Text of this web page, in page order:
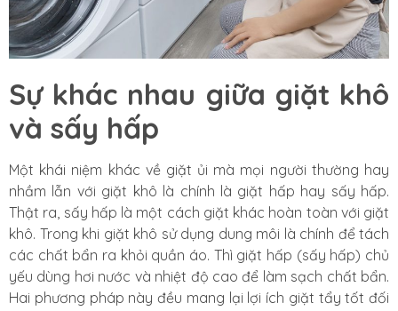
Sự khác nhau giữa giặt khô
và sấy hấp
Một khái niệm khác về giặt ủi mà mọi người thường hay
nhầm lẫn với giặt khô là chính là giặt hấp hay sấy hấp.
Thật ra, sấy hấp là một cách giặt khác hoàn toàn với giặt
khô. Trong khi giặt khô sử dụng dung môi là chính để tách
các chất bẩn ra khỏi quần áo. Thì giặt hấp (sấy hấp) chủ
yếu dùng hơi nước và nhiệt độ cao để làm sạch chất bẩn.
Hai phương pháp này đều mang lại lợi ích giặt tẩy tốt đối